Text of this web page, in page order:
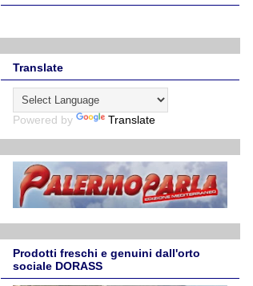
Translate
Powered by Translate
Prodotti freschi e genuini dall'orto
sociale DORASS